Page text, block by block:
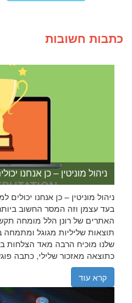
כתבות חשובות
ניהול מוניטין – כן אנחנו
ניהול מוניטין – כן אנחנו יכולים
בעד עצמן וזה המסר החשוב ביותר
האתרים של רונן הלל מומחה
תוצאות שליליות מגוגל ומתמחה
שלנו מוכיח הרבה מאד הצלחות
כתוצאה מאזכור שלילי, כתבה
קרא עוד